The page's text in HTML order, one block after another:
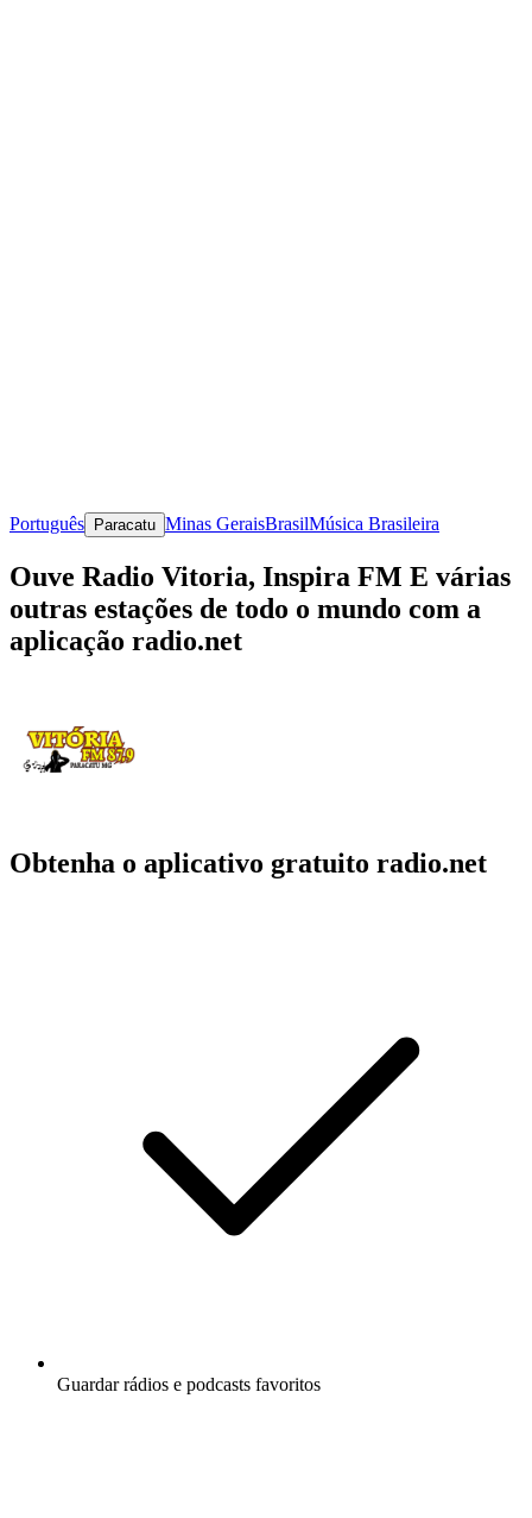
Português Paracatu Minas GeraisBrasilMúsica Brasileira
Ouve Radio Vitoria, Inspira FM E várias
outras estações de todo o mundo com a
aplicação radio.net
Obtenha o aplicativo gratuito radio.net
Guardar rádios e podcasts favoritos